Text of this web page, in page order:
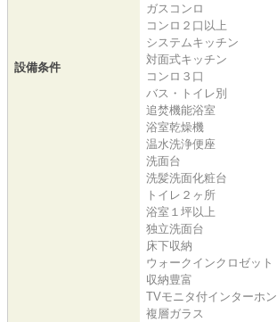
設備条件
ガスコンロ
コンロ２口以上
システムキッチン
対面式キッチン
コンロ３口
バス・トイレ別
追焚機能浴室
浴室乾燥機
温水洗浄便座
洗面台
洗髪洗面化粧台
トイレ２ヶ所
浴室１坪以上
独立洗面台
床下収納
ウォークインクロゼット
収納豊富
TVモニタ付インターホン
複層ガラス